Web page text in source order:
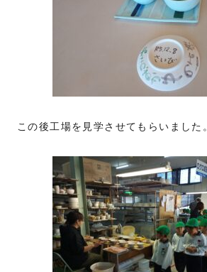
この後工場を見学させてもらいました。